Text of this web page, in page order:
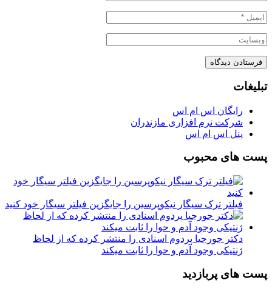
تبلیغات
رایگان اس ام اس
شرکت نرم افزاری مازندران
پنل اس ام اس
پست های محبوب
فیلتر ترک سیگار نیکوپرسین را جایگزین فیلتر سیگار خود کنید
دکتر جورجیا پردوم اسنادی را منتشر کرده که از لحاظ
ژنتیکی وجود آدم و حوا را ثابت میکند
پست های پربازدید